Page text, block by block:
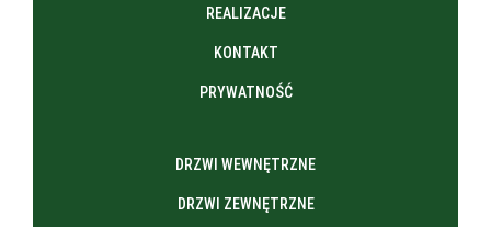
REALIZACJE
KONTAKT
PRYWATNOŚĆ
DRZWI WEWNĘTRZNE
DRZWI ZEWNĘTRZNE